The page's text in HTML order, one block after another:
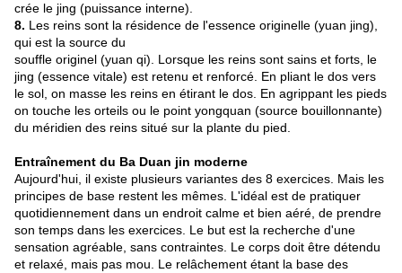
crée le jing (puissance interne).
8. Les reins sont la résidence de l'essence originelle (yuan jing),
qui est la source du
souffle originel (yuan qi). Lorsque les reins sont sains et forts, le
jing (essence vitale) est retenu et renforcé. En pliant le dos vers
le sol, on masse les reins en étirant le dos. En agrippant les pieds
on touche les orteils ou le point yongquan (source bouillonnante)
du méridien des reins situé sur la plante du pied.
Entraînement du Ba Duan jin moderne
Aujourd'hui, il existe plusieurs variantes des 8 exercices. Mais les
principes de base restent les mêmes. L'idéal est de pratiquer
quotidiennement dans un endroit calme et bien aéré, de prendre
son temps dans les exercices. Le but est la recherche d'une
sensation agréable, sans contraintes. Le corps doit être détendu
et relaxé, mais pas mou. Le relâchement étant la base des